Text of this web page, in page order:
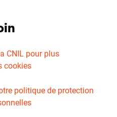
CNIL pour plus
cookies
politique de protection